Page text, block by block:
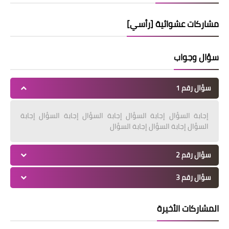
مشاركات عشوائية [رأسي]
سؤال وجواب
سؤال رقم 1
إجابة السؤال إجابة السؤال إجابة السؤال إجابة السؤال إجابة
السؤال إجابة السؤال إجابة السؤال
سؤال رقم 2
سؤال رقم 3
المشاركات الأخيرة